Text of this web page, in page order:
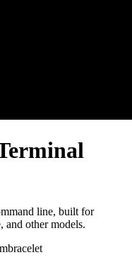
line, built for
and other models.